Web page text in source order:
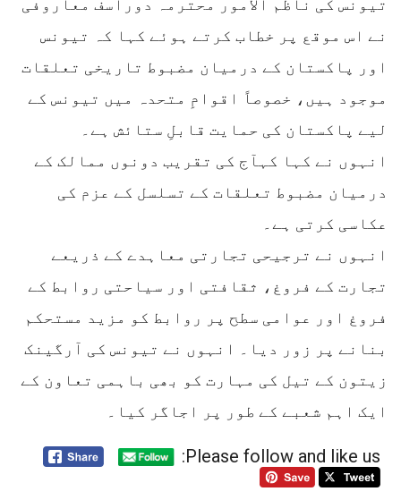
نے اس موقع پر خطاب کرتے ہوئے کہا کہ تیونس
اور پاکستان کے درمیان مضبوط تاریخی تعلقات
موجود ہیں، خصوصاً اقوامِ متحدہ میں تیونس کے
لیے پاکستان کی حمایت قابلِ ستائش ہے۔
انہوں نے کہا کہآج کی تقریب دونوں ممالک کے
درمیان مضبوط تعلقات کے تسلسل کے عزم کی
عکاسی کرتی ہے۔
انہوں نے ترجیحی تجارتی معاہدے کے ذریعے
تجارت کے فروغ، ثقافتی اور سیاحتی روابط کے
فروغ اور عوامی سطح پر روابط کو مزید مستحکم
بنانے پر زور دیا۔ انہوں نے تیونس کی آرگینک
زیتون کے تیل کی مہارت کو بھی باہمی تعاون کے
ایک اہم شعبے کے طور پر اجاگر کیا۔
Please follow and like us: